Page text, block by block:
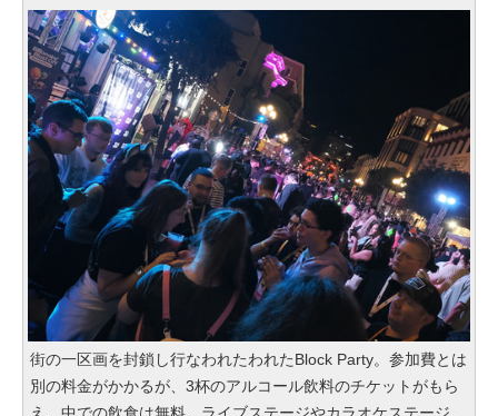
街の一区画を封鎖し行なわれたわれたBlock Party。参加費とは
別の料金がかかるが、3杯のアルコール飲料のチケットがもら